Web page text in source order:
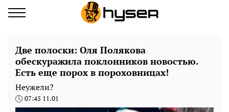
Две полоски: Оля Полякова
обескуражила поклонников новостью.
Есть еще порох в пороховницах!
Неужели?
07:45 11.01